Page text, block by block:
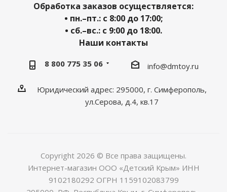
Обработка заказов осуществляется:
• пн.–пт.: с 8:00 до 17:00;
• сб.–вс.: с 9:00 до 18:00.
Наши контакты
8 800 775 35 06 info@dmtoy.ru
Юридический адрес: 295000, г. Симферополь,
ул.Серова, д.4, кв.17
Copyright 2026 © Все права защищены.
Интернет-магазин ООО «Детский Крым» ИНН
9102180292 ОГРН 1159102083799